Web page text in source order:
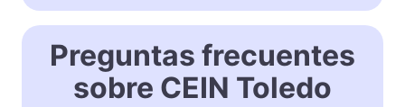
Preguntas frecuentes
sobre CEIN Toledo